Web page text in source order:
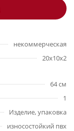
некоммерческая
20х10х2
64 см
1
Изделие, упаковка
износостойкий пвх